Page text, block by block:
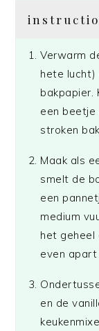
Verwarm
hete lucht)
bakpapier.
een beetje
stroken
Maak als
smelt de
een
medium
het geheel
even
en de